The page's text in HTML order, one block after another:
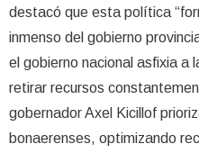
destacó que esta política
inmenso del gobierno
el gobierno nacional asfixia a
retirar recursos
gobernador Axel Kicillof
bonaerenses, optimizando